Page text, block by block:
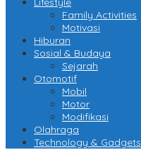
Family Activities
Motivasi
Hiburan
Sosial & Budaya
Sejarah
Otomotif
Mobil
Motor
Modifikasi
Olahraga
Technology & Gadgets